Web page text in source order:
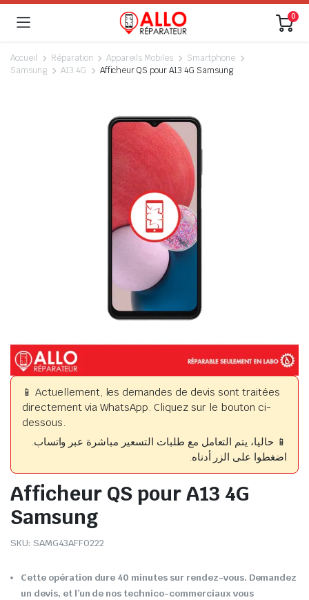
0
Accueil Réparation Appareils Mobiles
Smartphone
Samsung
A13 4G Afficheur QS pour A13 4G Samsung
📱 Actuellement, les demandes de devis sont traitées
directement via WhatsApp. Cliquez sur le bouton ci-
dessous.
📱 حاليا، يتم التعامل مع طلبات التسعير مباشرة عبر واتساب.
اضغطوا على الزر أدناه.
Afficheur QS pour A13 4G
Samsung
SKU: SAMG43AFF0222
Cette opération dure 40 minutes sur rendez-vous. Demandez
un devis, et l’un de nos technico-commerciaux vous